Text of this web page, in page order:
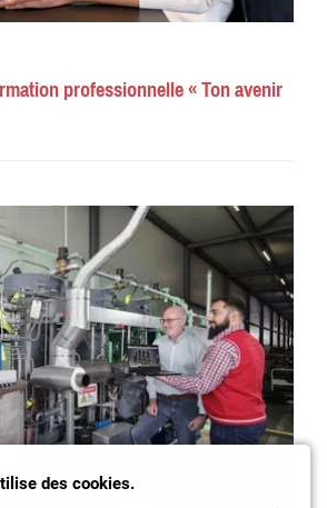
professionnelle « Ton avenir
des cookies.